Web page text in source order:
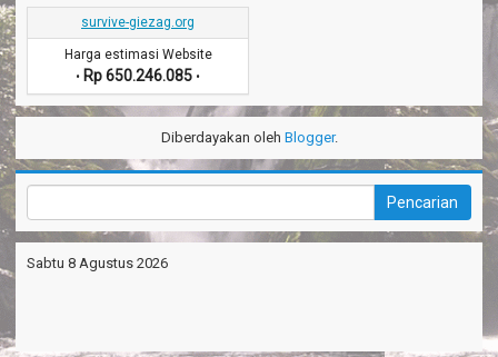
survive-giezag.org
Harga estimasi Website
• Rp 650.246.085 •
Diberdayakan oleh Blogger.
Sabtu 8 Agustus 2026
-->Nov 13Official SurVive GIEZAGKomentar Di artikelTaman
biasa”
tetapi elegan”